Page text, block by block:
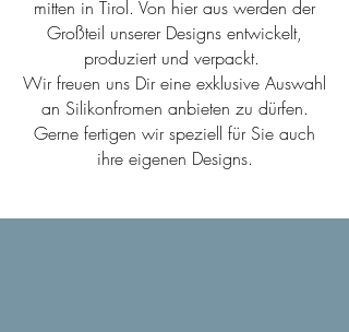
mitten in Tirol. Von hier aus werden der
Großteil unserer Designs entwickelt,
produziert und verpackt.
Wir freuen uns Dir eine exklusive Auswahl
an Silikonfromen anbieten zu dürfen.
Gerne fertigen wir speziell für Sie auch
ihre eigenen Designs.